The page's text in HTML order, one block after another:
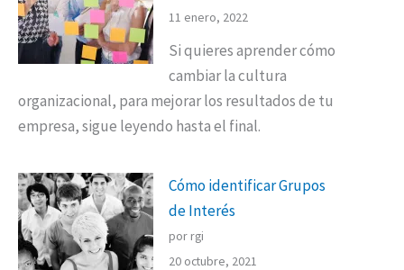
11 enero, 2022
Si quieres aprender cómo
cambiar la cultura
organizacional, para mejorar los resultados de tu
empresa, sigue leyendo hasta el final.
Cómo identificar Grupos
de Interés
por rgi
20 octubre, 2021